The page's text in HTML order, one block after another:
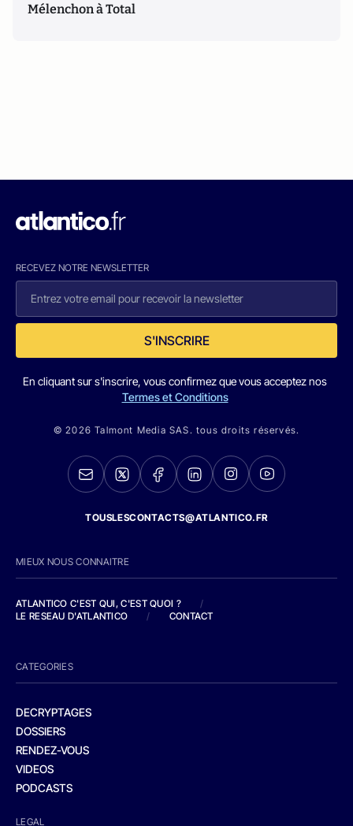
Mélenchon à Total
RECEVEZ NOTRE NEWSLETTER
S'INSCRIRE
En cliquant sur s'inscrire, vous confirmez que vous acceptez nos
Termes et Conditions
© 2026 Talmont Media SAS. tous droits réservés.
TOUSLESCONTACTS@ATLANTICO.FR
MIEUX NOUS CONNAITRE
ATLANTICO C'EST QUI, C'EST QUOI ?
/
LE RESEAU D'ATLANTICO
/ CONTACT
CATEGORIES
DECRYPTAGES
DOSSIERS
RENDEZ-VOUS
VIDEOS
PODCASTS
LEGAL